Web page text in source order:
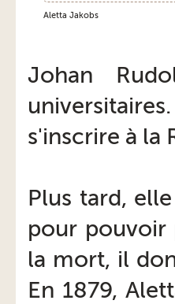
Aletta Jakobs
Johan
s'inscrire à la
Plus tard,
pour pouvoir
la mort, il
En 1879,